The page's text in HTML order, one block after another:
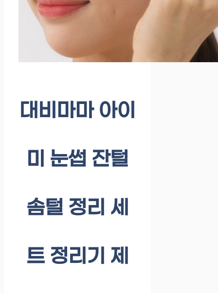
대비마마 아이
미 눈썹 잔털
솜털 정리 세
트 정리기 제